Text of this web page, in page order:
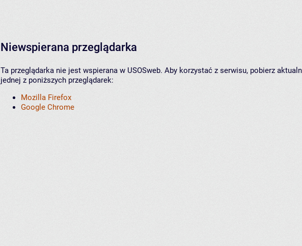
Niewspierana przeglądarka
Ta przeglądarka nie jest wspierana w USOSweb. Aby korzystać z serwisu, pobierz
jednej z poniższych przeglądarek:
Mozilla Firefox
Google Chrome